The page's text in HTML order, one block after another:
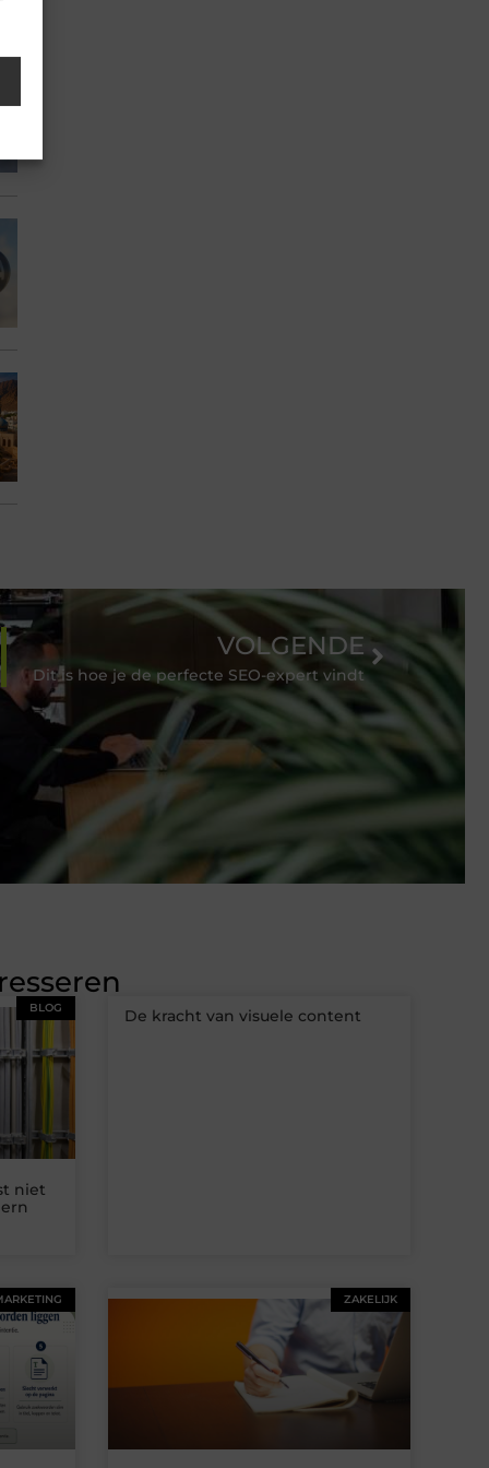
VOLGENDE
Dit is hoe je de perfecte SEO-expert vindt
BLOG
niet
De kracht van visuele content
ZAKELIJK